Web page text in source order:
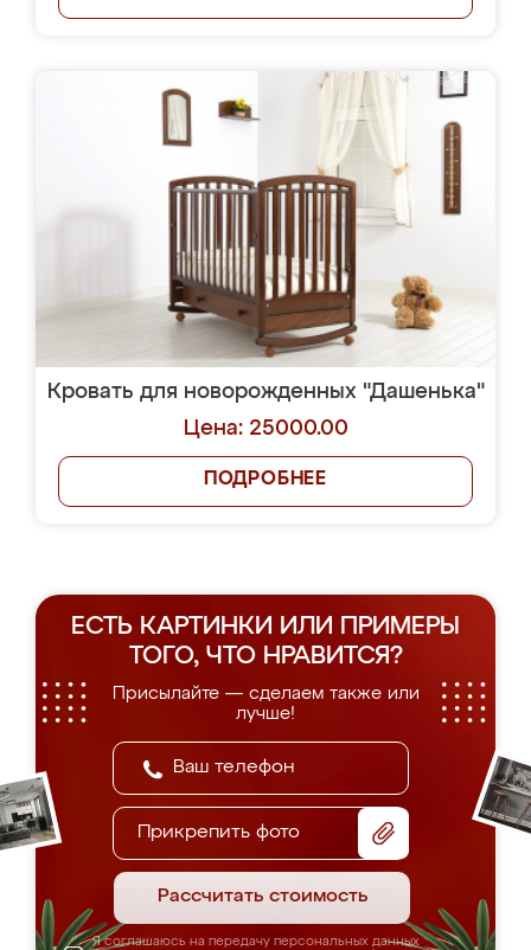
Кровать для новорожденных "Дашенька"
Цена: 25000.00
ПОДРОБНЕЕ
ЕСТЬ КАРТИНКИ ИЛИ ПРИМЕРЫ
ТОГО, ЧТО НРАВИТСЯ?
Присылайте — сделаем также или
лучше!
Прикрепить фото
Рассчитать стоимость
Я соглашаюсь на передачу персональных данных